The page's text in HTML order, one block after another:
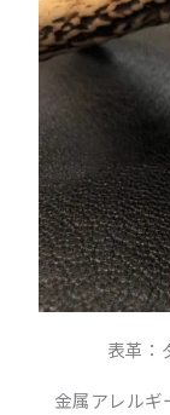
表革：
金属アレルギ